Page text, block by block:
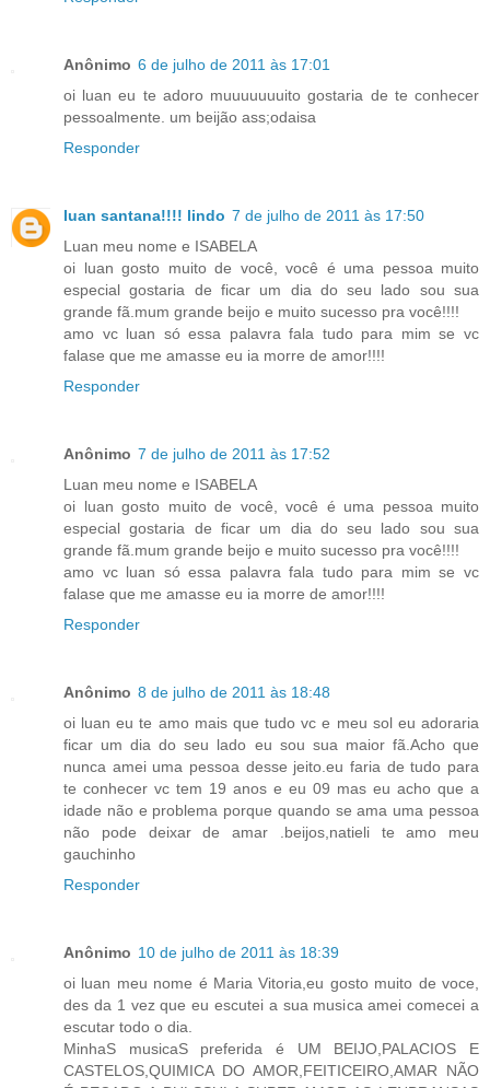
Anônimo 6 de julho de 2011 às 17:01
oi luan eu te adoro muuuuuuuito gostaria de te conhecer
pessoalmente. um beijão ass;odaisa
Responder
luan santana!!!! lindo 7 de julho de 2011 às 17:50
Luan meu nome e ISABELA
oi luan gosto muito de você, você é uma pessoa muito
especial gostaria de ficar um dia do seu lado sou sua
grande fã.mum grande beijo e muito sucesso pra você!!!!
amo vc luan só essa palavra fala tudo para mim se vc
falase que me amasse eu ia morre de amor!!!!
Responder
Anônimo 7 de julho de 2011 às 17:52
Luan meu nome e ISABELA
oi luan gosto muito de você, você é uma pessoa muito
especial gostaria de ficar um dia do seu lado sou sua
grande fã.mum grande beijo e muito sucesso pra você!!!!
amo vc luan só essa palavra fala tudo para mim se vc
falase que me amasse eu ia morre de amor!!!!
Responder
Anônimo 8 de julho de 2011 às 18:48
oi luan eu te amo mais que tudo vc e meu sol eu adoraria
ficar um dia do seu lado eu sou sua maior fã.Acho que
nunca amei uma pessoa desse jeito.eu faria de tudo para
te conhecer vc tem 19 anos e eu 09 mas eu acho que a
idade não e problema porque quando se ama uma pessoa
não pode deixar de amar .beijos,natieli te amo meu
gauchinho
Responder
Anônimo 10 de julho de 2011 às 18:39
oi luan meu nome é Maria Vitoria,eu gosto muito de voce,
des da 1 vez que eu escutei a sua musica amei comecei a
escutar todo o dia.
MinhaS musicaS preferida é UM BEIJO,PALACIOS E
CASTELOS,QUIMICA DO AMOR,FEITICEIRO,AMAR NÃO